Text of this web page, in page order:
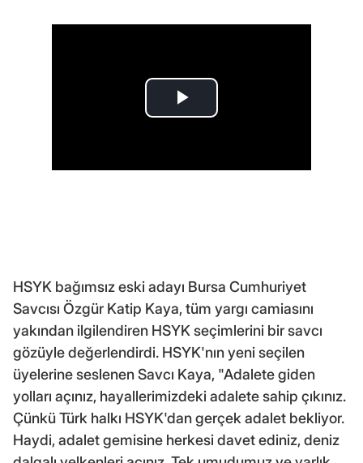
HSYK bağımsız eski adayı Bursa Cumhuriyet
Savcısı Özgür Katip Kaya, tüm yargı camiasını
yakından ilgilendiren HSYK seçimlerini bir savcı
gözüyle değerlendirdi. HSYK'nın yeni seçilen
üyelerine seslenen Savcı Kaya, "Adalete giden
yolları açınız, hayallerimizdeki adalete sahip çıkınız.
Çünkü Türk halkı HSYK'dan gerçek adalet bekliyor.
Haydi, adalet gemisine herkesi davet ediniz, deniz